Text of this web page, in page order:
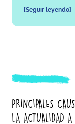
[Seguir leyendo]
PRINCIPALES
LA ACTUALIDAD